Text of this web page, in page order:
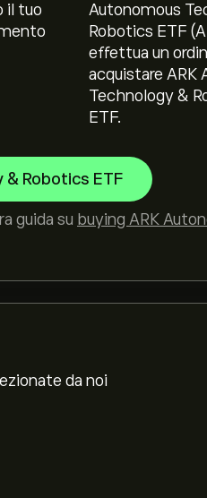
il tuo
Autonomous
Robotics ETF
effettua un
acquistare ARK
Technology &
ETF.
Robotics ETF
guida su buying ARK
da noi